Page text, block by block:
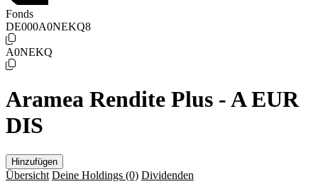
Fonds
DE000A0NEKQ8
A0NEKQ
Aramea Rendite Plus - A EUR
DIS
Hinzufügen
Übersicht Deine Holdings (0) Dividenden